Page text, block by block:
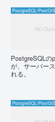
PostgreSQL/PostGIS
PostgreSQLの
が、サーバー
れる。
PostgreSQL/PostGIS